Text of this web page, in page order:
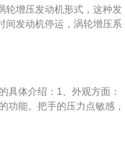
去查看一下温控开关，这个
运转也会造成一定的影响，
轮增压发动机形式，这种发
间发动机停运，涡轮增压系
，涡轮系统就会丢失润滑
热时间。这样可以有效提
1、勿着车就走:发动机发动
增压器转子高速运转之前
油门，以防损坏增压器油
即熄火。发动机工作时，
，防止杂物掉进增压器
具体介绍：1、外观方面：
功能。把手的压力点敏感，
利技术quattro全时四驱系
而使车辆在复杂情况下行
的multitronic无级/手动一体